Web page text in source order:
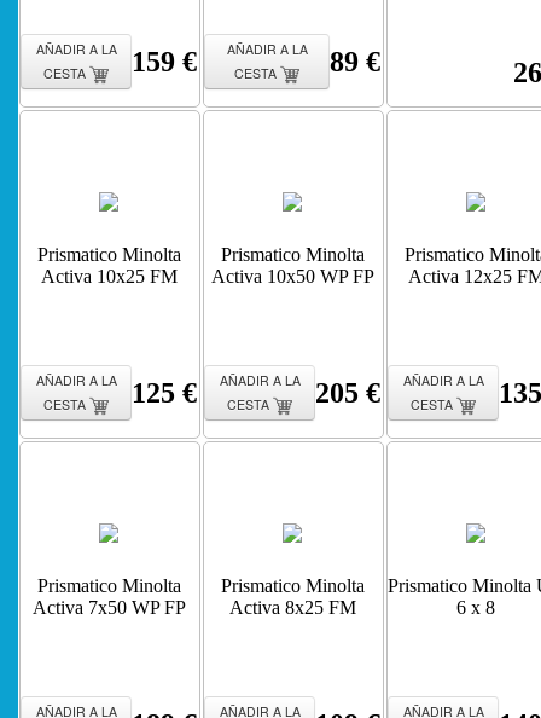
AÑADIR A LA
CESTA
159 €
AÑADIR A LA
CESTA
89 €
Prismatico Minolta
Activa 10x25 FM
AÑADIR A LA
CESTA
125 €
Prismatico Minolta
Activa 10x50 WP FP
AÑADIR A LA
CESTA
205 €
Prismatico
Activa 12x25
AÑADIR A LA
CESTA
Prismatico Minolta
Activa 7x50 WP FP
AÑADIR A LA
Prismatico Minolta
Activa 8x25 FM
AÑADIR A LA
Prismatico Minolta
6 x 8
AÑADIR A LA